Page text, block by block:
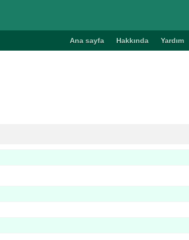
Ana sayfa Hakkında Yardım